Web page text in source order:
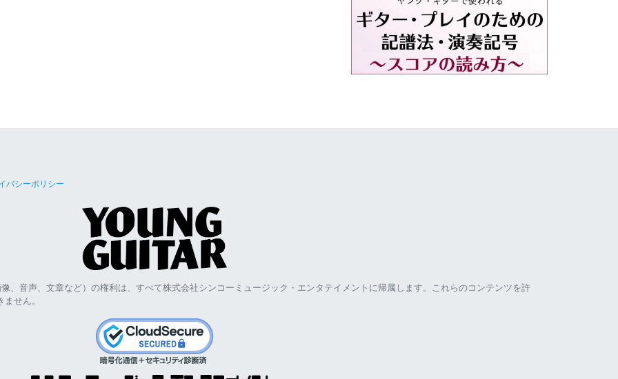
バシーポリシー
、音声、文章など）の権利は、すべて株式会社シンコーミュージック・エンタテイメントに帰属します。これらのコンテンツを許
せん。